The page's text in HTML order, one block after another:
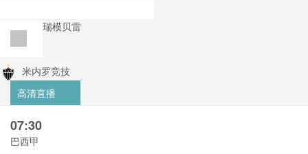
瑞模贝雷
米内罗竞技
高清直播
07:30
巴西甲